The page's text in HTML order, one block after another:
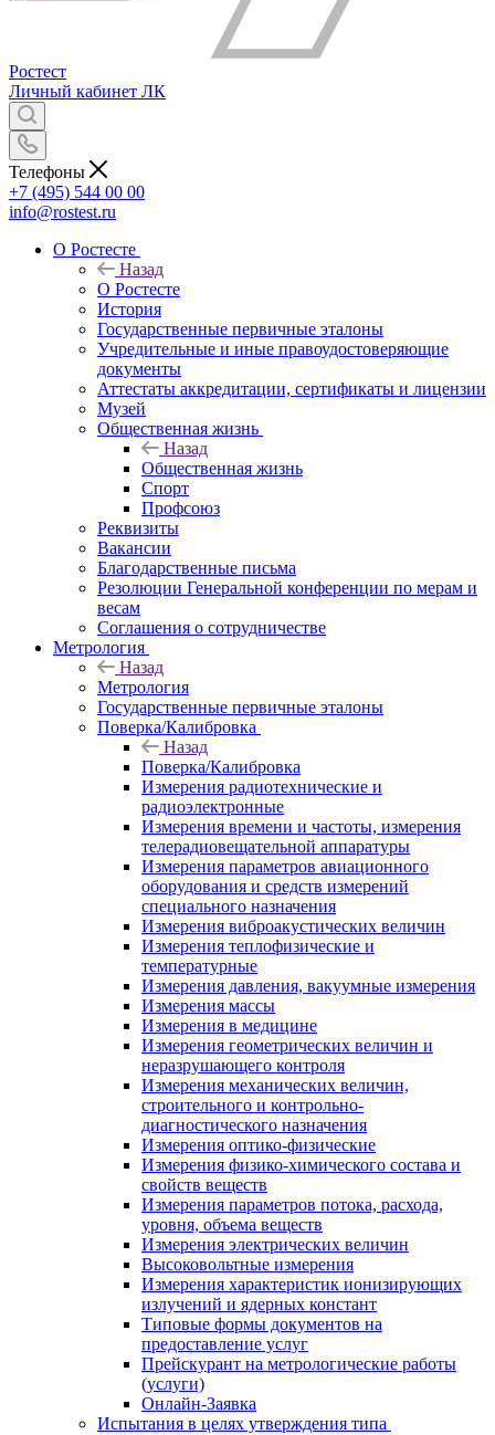
Ростест
Личный кабинет ЛК
Телефоны
+7 (495) 544 00 00
info@rostest.ru
О Ростесте
Назад
О Ростесте
История
Государственные первичные эталоны
Учредительные и иные правоудостоверяющие
документы
Аттестаты аккредитации, сертификаты и лицензии
Музей
Общественная жизнь
Назад
Общественная жизнь
Спорт
Профсоюз
Реквизиты
Вакансии
Благодарственные письма
Резолюции Генеральной конференции по мерам и
весам
Соглашения о сотрудничестве
Метрология
Назад
Метрология
Государственные первичные эталоны
Поверка/Калибровка
Назад
Поверка/Калибровка
Измерения радиотехнические и
радиоэлектронные
Измерения времени и частоты, измерения
телерадиовещательной аппаратуры
Измерения параметров авиационного
оборудования и средств измерений
специального назначения
Измерения виброакустических величин
Измерения теплофизические и
температурные
Измерения давления, вакуумные измерения
Измерения массы
Измерения в медицине
Измерения геометрических величин и
неразрушающего контроля
Измерения механических величин,
строительного и контрольно-
диагностического назначения
Измерения оптико-физические
Измерения физико-химического состава и
свойств веществ
Измерения параметров потока, расхода,
уровня, объема веществ
Измерения электрических величин
Высоковольтные измерения
Измерения характеристик ионизирующих
излучений и ядерных констант
Типовые формы документов на
предоставление услуг
Прейскурант на метрологические работы
(услуги)
Онлайн-Заявка
Испытания в целях утверждения типа